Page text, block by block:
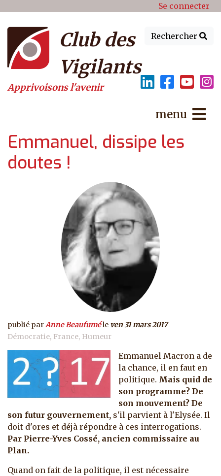
Menu du compte de Se connecter
Rechercher
Club des
Vigilants
Apprivoisons l'avenir
menu
Emmanuel, dissipe les
doutes !
publié par Anne Beaufuméle ven 31 mars 2017
Démocratie France Humeur
Emmanuel Macron a de
la chance, il en faut en
politique. Mais quid de
son programme? De
son mouvement? De
son futur gouvernement, s'il parvient à l'Elysée. Il
doit d'ores et déjà répondre à ces interrogations.
Par Pierre-Yves Cossé, ancien commissaire au
Plan.
Quand on fait de la politique, il est nécessaire